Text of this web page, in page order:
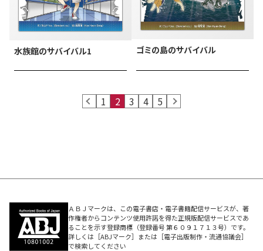
水族館のサバイバル1 ゴミの島のサバイバル
prev 1 2 3 4 5 next
ＡＢＪマークは、この電子書店・電子書籍配信サービスが、著
作権者からコンテンツ使用許諾を得た正規版配信サービスであ
ることを示す登録商標（登録番号 第６０９１７１３号）です。
詳しくは［ABJマーク］または［電子出版制作・流通協議会］
で検索してください